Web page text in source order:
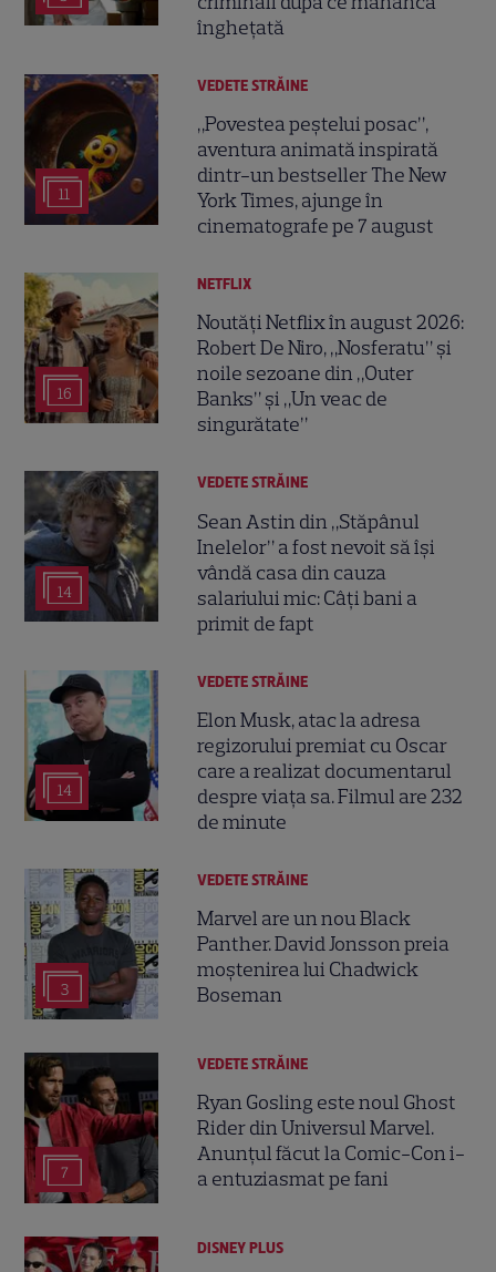
înghețată
11
VEDETE STRĂINE
„Povestea peștelui posac”,
aventura animată inspirată
dintr-un bestseller The New
York Times, ajunge în
cinematografe pe 7 august
16
NETFLIX
Noutăți Netflix în august 2026:
Robert De Niro, „Nosferatu” și
noile sezoane din „Outer
Banks” și „Un veac de
singurătate”
14
VEDETE STRĂINE
Sean Astin din „Stăpânul
Inelelor” a fost nevoit să își
vândă casa din cauza
salariului mic: Câți bani a
primit de fapt
14
VEDETE STRĂINE
Elon Musk, atac la adresa
regizorului premiat cu Oscar
care a realizat documentarul
despre viața sa. Filmul are 232
de minute
3
VEDETE STRĂINE
Marvel are un nou Black
Panther. David Jonsson preia
moștenirea lui Chadwick
Boseman
7
VEDETE STRĂINE
Ryan Gosling este noul Ghost
Rider din Universul Marvel.
Anunțul făcut la Comic-Con i-
a entuziasmat pe fani
DISNEY PLUS